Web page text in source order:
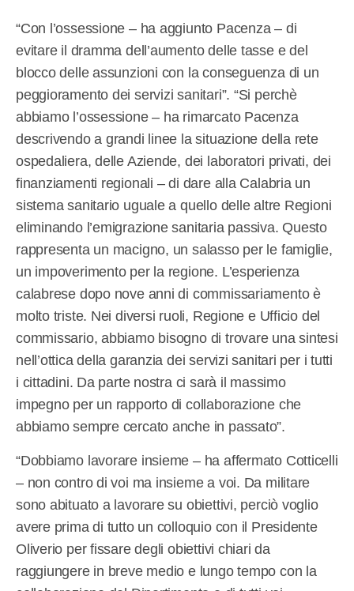
“Con l’ossessione – ha aggiunto Pacenza – di
evitare il dramma dell’aumento delle tasse e del
blocco delle assunzioni con la conseguenza di un
peggioramento dei servizi sanitari”. “Si perchè
abbiamo l’ossessione – ha rimarcato Pacenza
descrivendo a grandi linee la situazione della rete
ospedaliera, delle Aziende, dei laboratori privati, dei
finanziamenti regionali – di dare alla Calabria un
sistema sanitario uguale a quello delle altre Regioni
eliminando l’emigrazione sanitaria passiva. Questo
rappresenta un macigno, un salasso per le famiglie,
un impoverimento per la regione. L’esperienza
calabrese dopo nove anni di commissariamento è
molto triste. Nei diversi ruoli, Regione e Ufficio del
commissario, abbiamo bisogno di trovare una sintesi
nell’ottica della garanzia dei servizi sanitari per i tutti
i cittadini. Da parte nostra ci sarà il massimo
impegno per un rapporto di collaborazione che
abbiamo sempre cercato anche in passato”.
“Dobbiamo lavorare insieme – ha affermato Cotticelli
– non contro di voi ma insieme a voi. Da militare
sono abituato a lavorare su obiettivi, perciò voglio
avere prima di tutto un colloquio con il Presidente
Oliverio per fissare degli obiettivi chiari da
raggiungere in breve medio e lungo tempo con la